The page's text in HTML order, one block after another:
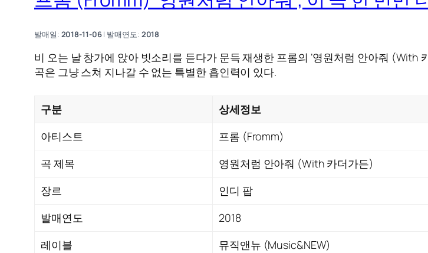
발매일: 2018-11-06| 발매연도: 2018
비 오는 날 창가에 앉아 빗소리를 듣다가 문득 재생한 프롬의 ‘영원처럼 안아줘 (With
곡은 그냥 스쳐 지나갈 수 없는 특별한 흡인력이 있다.
구분
상세정보
아티스트
프롬 (Fromm)
곡 제목
영원처럼 안아줘 (With 카더가든)
장르
인디 팝
발매연도
2018
레이블
뮤직앤뉴 (Music&NEW)